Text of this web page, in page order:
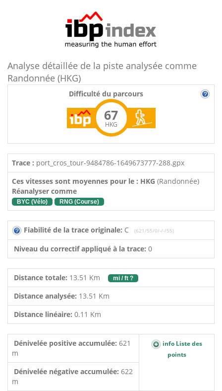
Analyse détaillée de la piste analysée comme
Randonnée (HKG)
Difficulté du parcours
67
HKG
Trace : port_cros_tour-9484786-1649673777-288.gpx
Ces vitesses sont moyennes pour le : HKG (Randonnée)
Réanalyser comme
BYC (Vélo) RNG (Course)
Fiabilité de la trace originale: C (621/55/0/-/-/55)
Niveau du correctif appliqué à la trace: 0
Distance totale: 13.51 Km mi / ft ?
Distance analysée: 13.51 Km
Distance linéaire: 0.11 Km
Dénivelée positive accumulée: 621
m
info Liste des
points
Dénivelée négative accumulée: 622
m